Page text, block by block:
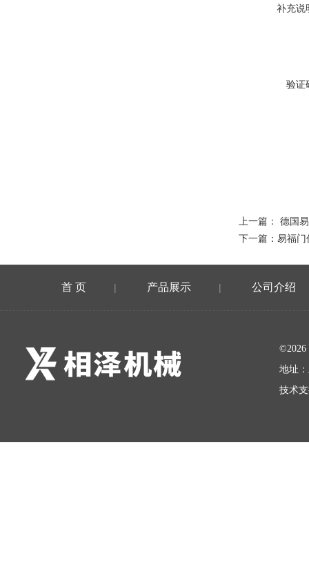
补充说
验证
上一篇： 德国
下一篇： 易福门
首 页 | 产品展示 | 公司介绍
地址
技术